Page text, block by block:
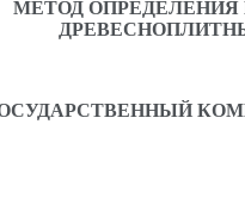
МЕТОД